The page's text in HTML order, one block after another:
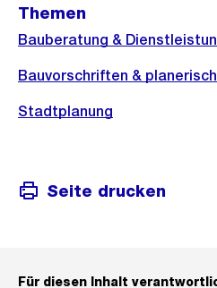
Themen
Bauberatung &
Bauvorschriften &
Stadtplanung
Seite drucken
Für diesen Inhalt